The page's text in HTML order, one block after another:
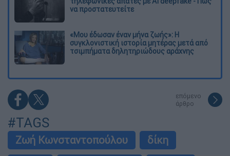
να προστατευτείτε
«Μου έδωσαν έναν μήνα ζωής»: Η
συγκλονιστική ιστορία μητέρας μετά από
τσιμπήματα δηλητηριώδους αράχνης
επόμενο
άρθρο
#TAGS
Ζωή Κωνσταντοπούλου
δίκη